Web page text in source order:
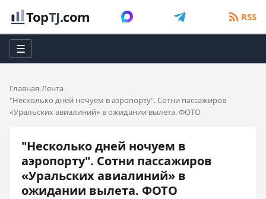
TopTJ.com RSS
☰
Главная Лента
"Несколько дней ночуем в аэропорту". Сотни пассажиров
«Уральских авиалиний» в ожидании вылета. ФОТО
"Несколько дней ночуем в
аэропорту". Сотни пассажиров
«Уральских авиалиний» в
ожидании вылета. ФОТО